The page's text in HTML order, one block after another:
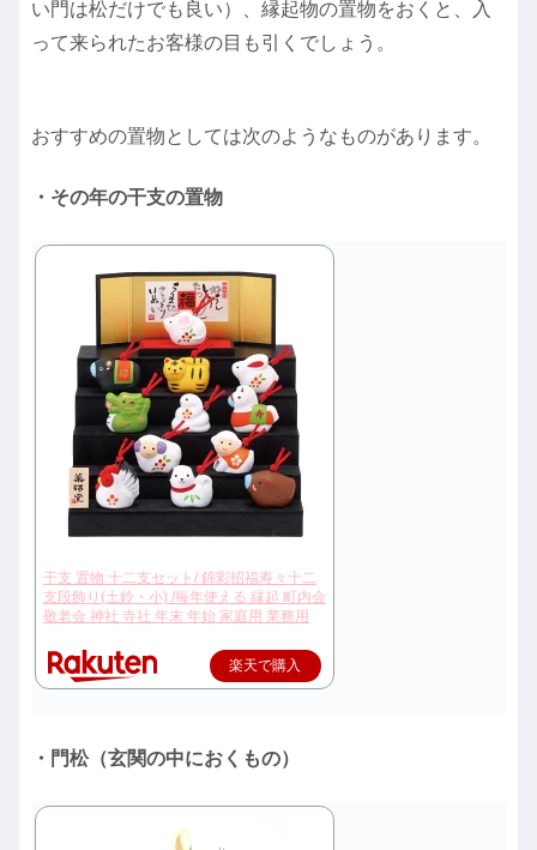
い門は松だけでも良い）、縁起物の置物をおくと、入
って来られたお客様の目も引くでしょう。
おすすめの置物としては次のようなものがあります。
・その年の干支の置物
干支 置物 十二支セット/ 錦彩招福寿々十二
支段飾り(土鈴・小) /毎年使える 縁起 町内会
敬老会 神社 寺社 年末 年始 家庭用 業務用
楽天で購入
・門松（玄関の中におくもの）